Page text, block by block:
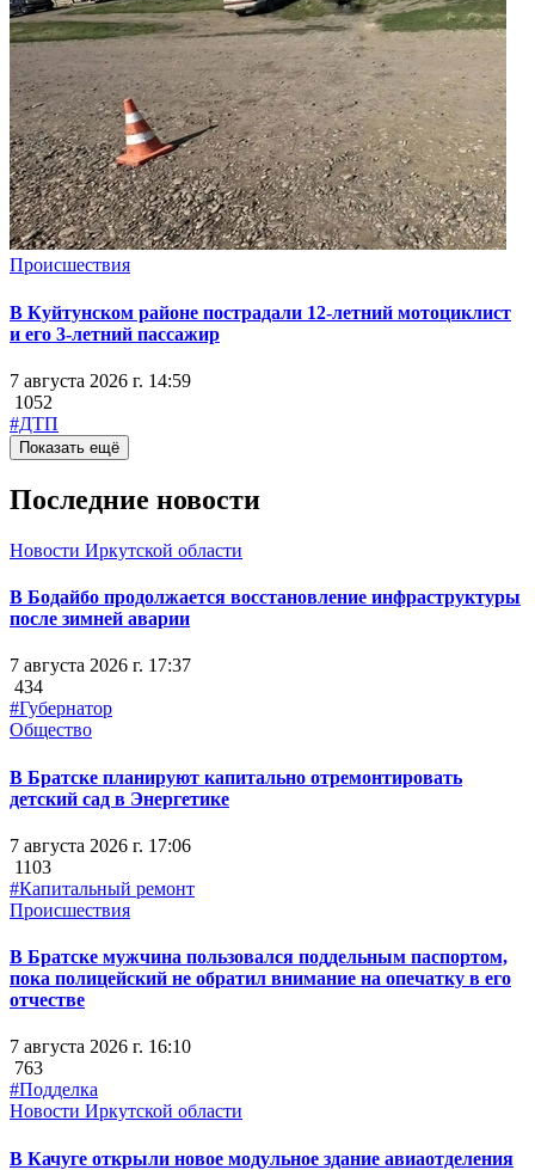
Происшествия
В Куйтунском районе пострадали 12-летний мотоциклист
и его 3-летний пассажир
7 августа 2026 г. 14:59
1052
#ДТП
Показать ещё
Последние новости
Новости Иркутской области
В Бодайбо продолжается восстановление инфраструктуры
после зимней аварии
7 августа 2026 г. 17:37
434
#Губернатор
Общество
В Братске планируют капитально отремонтировать
детский сад в Энергетике
7 августа 2026 г. 17:06
1103
#Капитальный ремонт
Происшествия
В Братске мужчина пользовался поддельным паспортом,
пока полицейский не обратил внимание на опечатку в его
отчестве
7 августа 2026 г. 16:10
763
#Подделка
Новости Иркутской области
В Качуге открыли новое модульное здание авиаотделения